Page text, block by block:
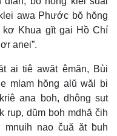
awa Phước bŏ hŏng
kơ Khua gĭt gai Hồ Chí
anei”.
ai tiê awăt êmăn, Bùi
mlam hŏng alŭ wăl bi
ana boh, dhông sut
rup, dŭm boh mdhă čih
mnuih nao čuă ăt ƀuh